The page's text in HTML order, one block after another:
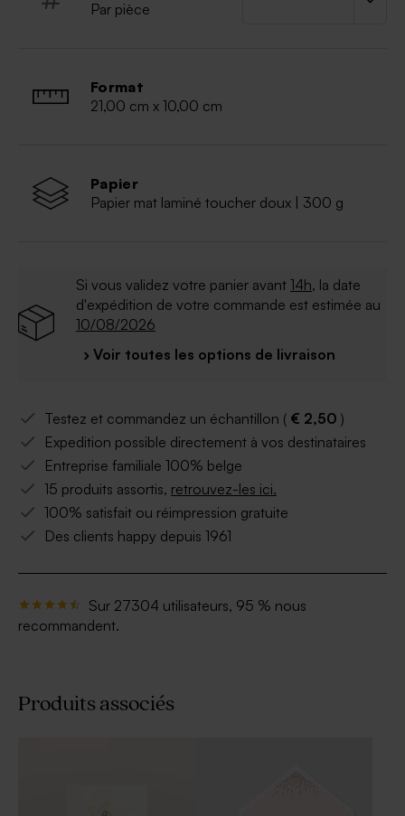
envoi, ornez votre enveloppe kraft ou blanche d'un
personnalisés mariage sont à votre disposition.
Par pièce
Format
21,00 cm x 10,00 cm
Papier
Papier mat laminé toucher doux | 300 g
Si vous validez votre panier avant 14h, la date
d'expédition de votre commande est estimée au
10/08/2026
› Voir toutes les options de livraison
Testez et commandez un échantillon ( € 2,50 )
Expedition possible directement à vos destinataires
Entreprise familiale 100% belge
15 produits assortis, retrouvez-les ici.
100% satisfait ou réimpression gratuite
Des clients happy depuis 1961
Sur 27304 utilisateurs, 95 % nous
recommandent.
Produits associés